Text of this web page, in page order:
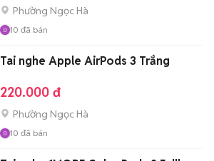
Phường Ngọc Hà
10 đã bán
Tai nghe Apple AirPods 3 Trắng
220.000 đ
Phường Ngọc Hà
10 đã bán